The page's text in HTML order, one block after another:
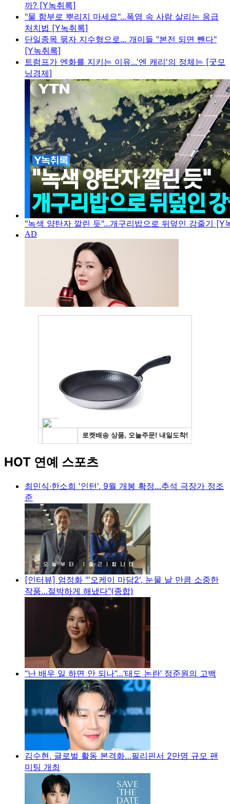
까? [Y녹취록]
"물 함부로 뿌리지 마세요"...폭염 속 사람 살리는 응급
처치법 [Y녹취록]
단일종목 묶자 지수형으로... 개미들 "본전 되면 뺀다"
[Y녹취록]
트럼프가 엔화를 지키는 이유...'엔 캐리'의 정체는 [굿모
닝경제]
"녹색 양탄자 깔린 듯"...개구리밥으로 뒤덮인 강줄기 [Y
HOT 연예 스포츠
최민식·한소희 '인턴', 9월 개봉 확정…추석 극장가 정조
준
[인터뷰] 엄정화 "'오케이 마담2', 눈물 날 만큼 소중한
작품…절박하게 해냈다"(종합)
“난 배우 일 하면 안 되나”…‘태도 논란’ 정준원의 고백
김수현, 글로벌 활동 본격화…필리핀서 2만명 규모 팬
미팅 개최